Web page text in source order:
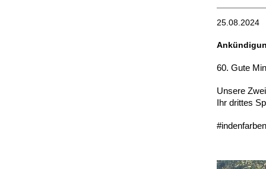
25.08.2024
60. Gute
Unsere
Ihr drittes